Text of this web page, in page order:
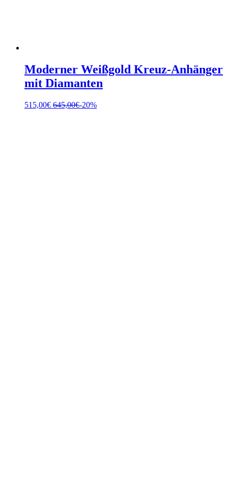
Moderner Weißgold Kreuz-Anhänger
mit Diamanten
515,00€ 645,00€-20%